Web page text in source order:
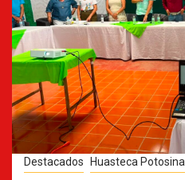
Destacados Huasteca Potosina